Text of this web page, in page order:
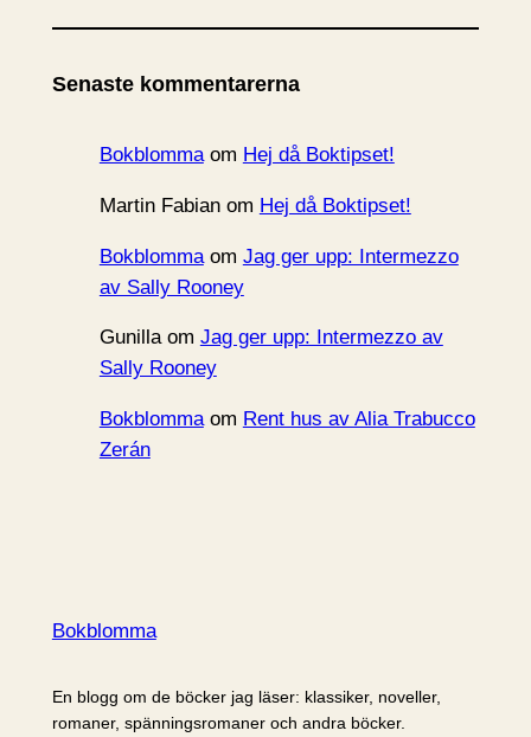
k
v
Senaste kommentarerna
Bokblommaom Hej då Boktipset!
Martin Fabianom Hej då Boktipset!
Bokblommaom Jag ger upp: Intermezzo
av Sally Rooney
Gunillaom Jag ger upp: Intermezzo av
Sally Rooney
Bokblommaom Rent hus av Alia Trabucco
Zerán
Bokblomma
En blogg om de böcker jag läser: klassiker, noveller,
romaner, spänningsromaner och andra böcker.